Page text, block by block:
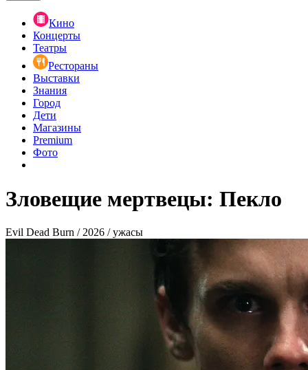
Кино
Концерты
Театры
Рестораны
Выставки
Знания
Город
Дети
Магазины
Premium
Фото
Зловещие мертвецы: Пекло
Evil Dead Burn / 2026 / ужасы